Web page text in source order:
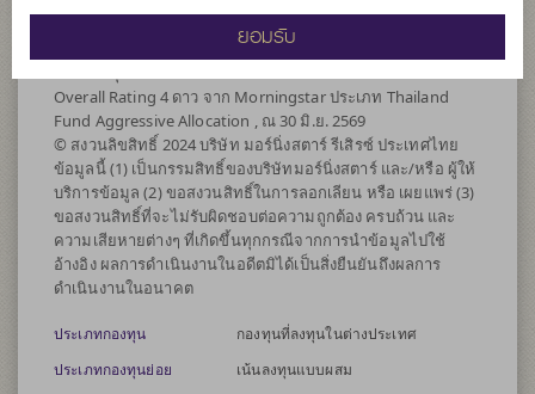
Overall Rating 4 ดาว จาก Morningstar ประเภท Thailand
Fund Aggressive Allocation , ณ 30 มิ.ย. 2569
© สงวนลิขสิทธิ์ 2024 บริษัท มอร์นิ่งสตาร์ รีเสิรซ์ ประเทศไทย
ข้อมูลนี้ (1) เป็นกรรมสิทธิ์ของบริษัทมอร์นิ่งสตาร์ และ/หรือ ผู้ให้
บริการข้อมูล (2) ขอสงวนสิทธิ์ในการลอกเลียน หรือ เผยแพร่ (3)
ขอสงวนสิทธิ์ที่จะไม่รับผิดชอบต่อความถูกต้อง ครบถ้วน และ
ความเสียหายต่างๆ ที่เกิดขึ้นทุกกรณีจากการนำข้อมูลไปใช้
อ้างอิง ผลการดำเนินงานในอดีตมิได้เป็นสิ่งยืนยันถึงผลการ
ดำเนินงานในอนาคต
ประเภทกองทุน กองทุนที่ลงทุนในต่างประเทศ
ประเภทกองทุนย่อย เน้นลงทุนแบบผสม
ยอมรับ